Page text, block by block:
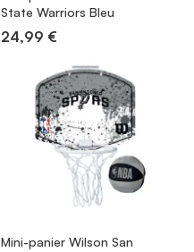
State Warriors Bleu
24,99 €
Mini-panier Wilson San